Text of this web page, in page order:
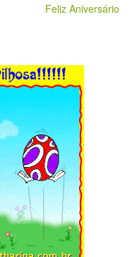
Feliz Aniversário